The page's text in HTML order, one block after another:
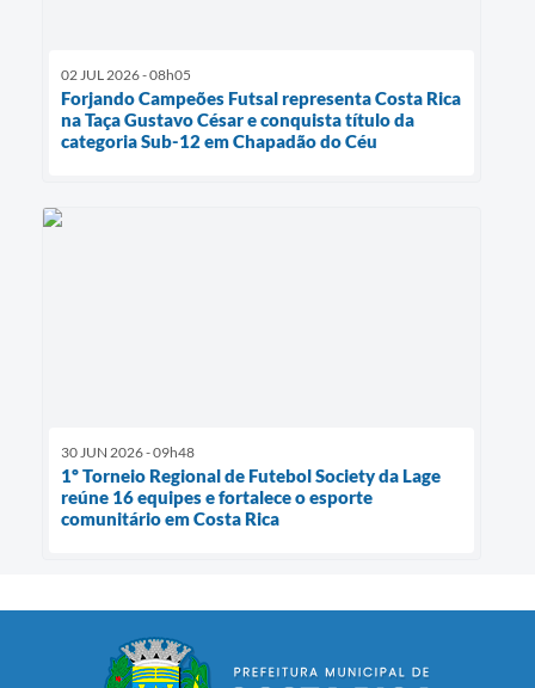
02 JUL 2026 - 08h05
Forjando Campeões Futsal representa Costa Rica
na Taça Gustavo César e conquista título da
categoria Sub-12 em Chapadão do Céu
30 JUN 2026 - 09h48
1º Torneio Regional de Futebol Society da Lage
reúne 16 equipes e fortalece o esporte
comunitário em Costa Rica